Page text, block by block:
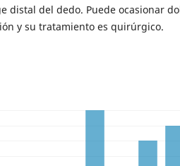
distal del dedo. Puede ocasionar
y su tratamiento es quirúrgico.